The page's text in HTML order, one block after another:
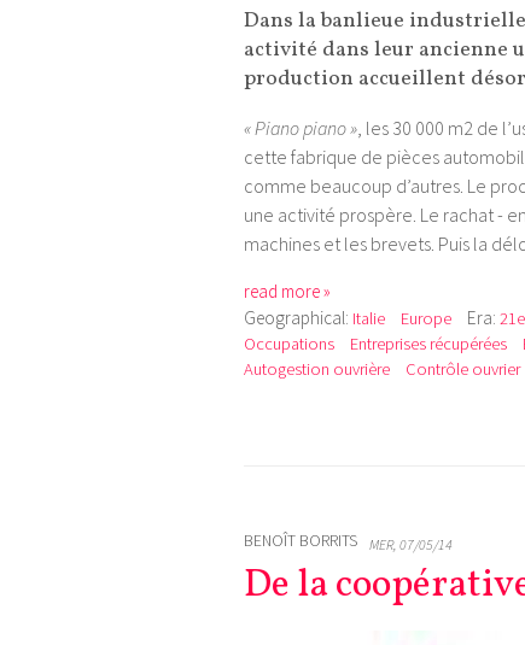
Dans la banlieue
activité dans leur ancienne
production accueillent
« Piano piano » , les 30 000 m2 de
cette fabrique de pièces
comme beaucoup d’autres. Le
une activité prospère. Le rachat -
machines et les brevets. Puis la
read more »
Geographical: Italie Europe Era:
Occupations
Entreprises récupérées
Autogestion ouvrière
Contrôle ouvrier
BENOÎT BORRITS MER, 07/05/14
De la